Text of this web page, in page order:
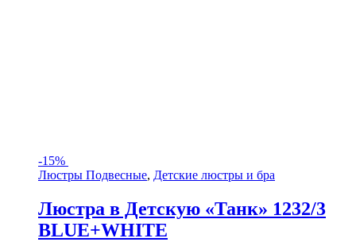
-15%
Люстры Подвесные, Детские люстры и бра
Люстра в Детскую «Танк» 1232/3
BLUE+WHITE